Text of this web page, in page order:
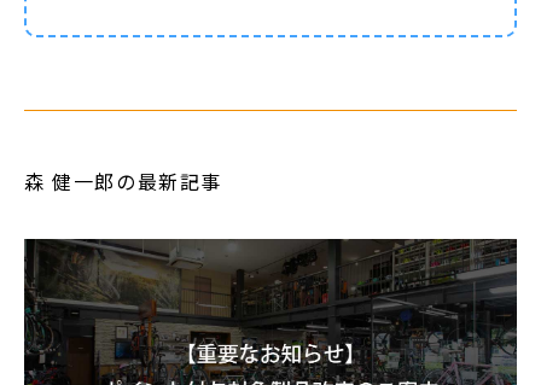
森 健一郎の最新記事